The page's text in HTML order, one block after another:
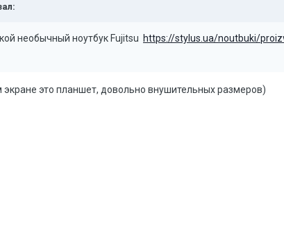
необычный ноутбук Fujitsu https://stylus.ua/noutbuki/
экране это планшет, довольно внушительных размеров)